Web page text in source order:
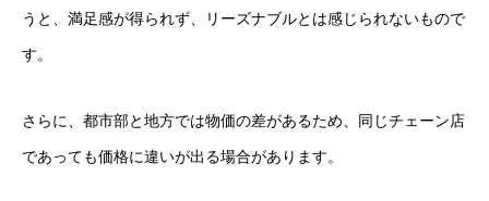
うと、満足感が得られず、リーズナブルとは感じられないもので
す。
さらに、都市部と地方では物価の差があるため、同じチェーン店
であっても価格に違いが出る場合があります。